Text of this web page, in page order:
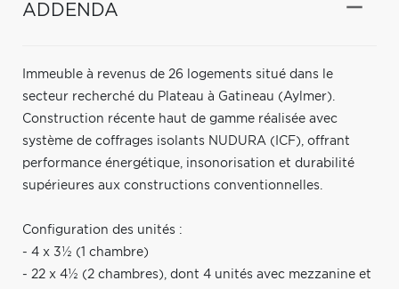
ADDENDA
Immeuble à revenus de 26 logements situé dans le
secteur recherché du Plateau à Gatineau (Aylmer).
Construction récente haut de gamme réalisée avec
système de coffrages isolants NUDURA (ICF), offrant
performance énergétique, insonorisation et durabilité
supérieures aux constructions conventionnelles.
Configuration des unités :
- 4 x 3½ (1 chambre)
- 22 x 4½ (2 chambres), dont 4 unités avec mezzanine et